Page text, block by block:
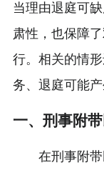
当理由退庭可
肃性，也保障
行。相关的情
务、退庭可能产
一、刑事附
在刑事附